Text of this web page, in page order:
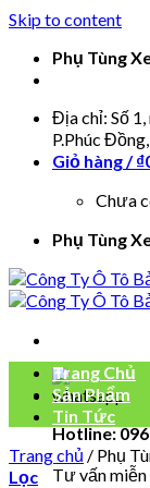
Skip to content
Phụ Tùng
Địa chỉ: Số
P.Phúc
Giỏ hàng /₫
Chưa
Phụ Tùng
Hotline:
Tư vấn
Trang Chủ
Sản Phẩm
Tin Tức
Trang chủ / Phụ
Lọc